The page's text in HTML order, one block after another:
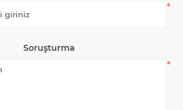
*
Soruşturma
*